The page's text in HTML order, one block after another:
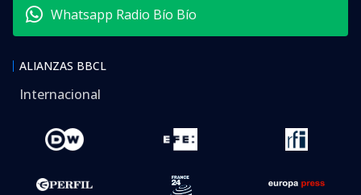
Whatsapp Radio Bío Bío
ALIANZAS BBCL
Internacional